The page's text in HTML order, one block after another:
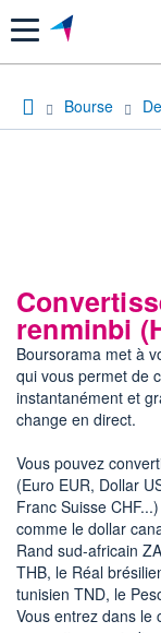
Menu
Bourse
renminbi
Boursorama met à
qui vous permet de
instantanément et gratuitement, et
change en direct.
Vous pouvez
(Euro EUR, Dollar
Franc Suisse CHF...) et aussi toutes les monnaies du monde
comme le dollar
Rand sud-africain
THB, le Réal brésilien BRS, le Dirham
tunisien TND, le
Vous entrez dans le